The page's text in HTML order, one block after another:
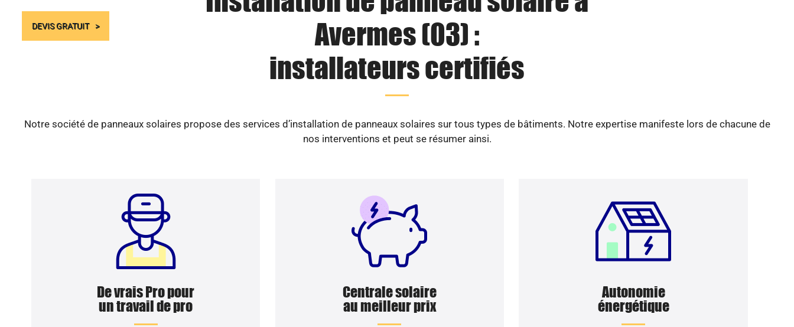
DEVIS GRATUIT
Avermes (03) :
installateurs certifiés
Notre société de panneaux solaires propose des services d’installation de panneaux solaires sur tous types de bâtiments. Notre expertise manifeste lors de chacune de
nos interventions et peut se résumer ainsi.
De vrais Pro pour
un travail de pro
Centrale solaire
au meilleur prix
Autonomie
énergétique